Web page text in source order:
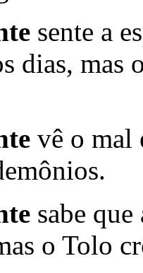
sente a
dias, mas
vê o mal
sabe que
o Tolo